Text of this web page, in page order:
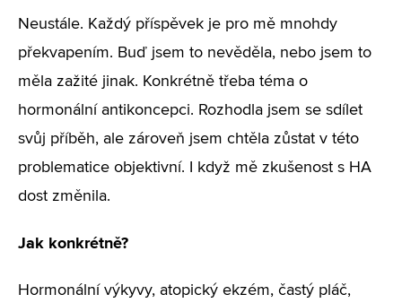
Neustále. Každý příspěvek je pro mě mnohdy
překvapením. Buď jsem to nevěděla, nebo jsem to
měla zažité jinak. Konkrétně třeba téma o
hormonální antikoncepci. Rozhodla jsem se sdílet
svůj příběh, ale zároveň jsem chtěla zůstat v této
problematice objektivní. I když mě zkušenost s HA
dost změnila.
Jak konkrétně?
Hormonální výkyvy, atopický ekzém, častý pláč,